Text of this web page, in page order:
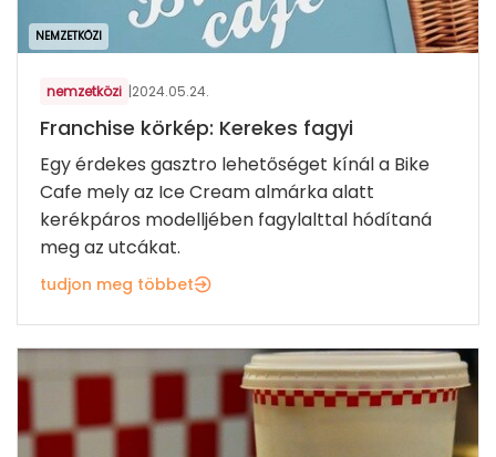
NEMZETKÖZI
nemzetközi |2024.05.24.
Franchise körkép: Kerekes fagyi
Egy érdekes gasztro lehetőséget kínál a Bike
Cafe mely az Ice Cream almárka alatt
kerékpáros modelljében fagylalttal hódítaná
meg az utcákat.
tudjon meg többet